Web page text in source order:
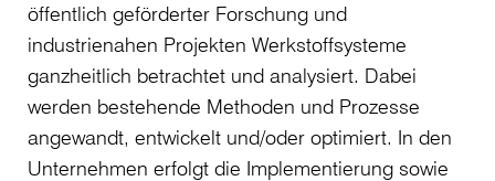
öffentlich geförderter Forschung und
industrienahen Projekten Werkstoffsysteme
ganzheitlich betrachtet und analysiert. Dabei
werden bestehende Methoden und Prozesse
angewandt, entwickelt und/oder optimiert. In den
Unternehmen erfolgt die Implementierung sowie